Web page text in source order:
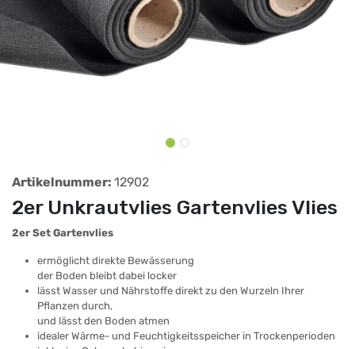
Artikelnummer: 12902
2er Unkrautvlies Gartenvlies Vlies
2er Set Gartenvlies
ermöglicht direkte Bewässerung
der Boden bleibt dabei locker
lässt Wasser und Nährstoffe direkt zu den Wurzeln Ihrer
Pflanzen durch,
und lässt den Boden atmen
idealer Wärme- und Feuchtigkeitsspeicher in Trockenperioden